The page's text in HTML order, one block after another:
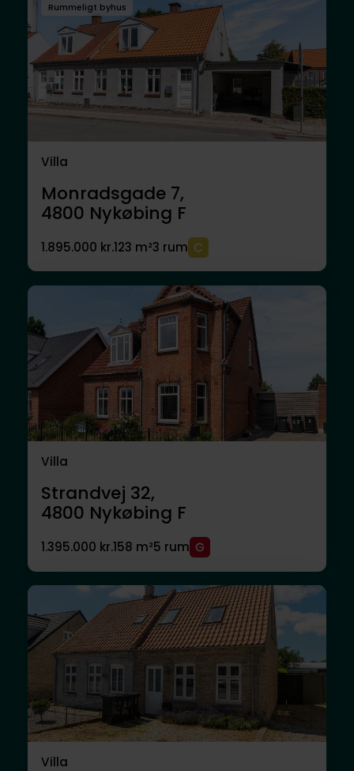
Rummeligt byhus
Villa
Monradsgade 7,
4800 Nykøbing F
1.895.000 kr.123 m²3 rum
Villa
Strandvej 32,
4800 Nykøbing F
1.395.000 kr.158 m²5 rum
Villa